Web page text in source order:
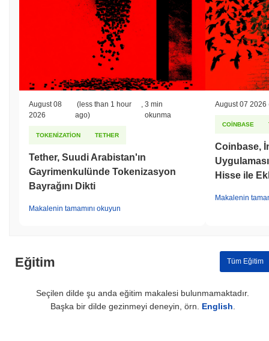
August 08
2026
(less than 1 hour
ago)
3 min
okunma
TOKENIZATION TETHER
Tether, Suudi Arabistan'ın
Gayrimenkulünde Tokenizasyon
Bayrağını Dikti
Makalenin tamamını okuyun
August 07 2026
COINBASE
Coinbase,
Hisse ile
Makalenin
Eğitim Tüm Eğitim
Seçilen dilde şu anda eğitim makalesi bulunmamaktadır.
Başka bir dilde gezinmeyi deneyin, örn. English